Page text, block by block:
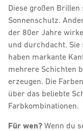
Diese großen
Sonnenschutz.
der 80er Jahre
und durchdacht.
haben markante
mehrere Schichten
erzeugen. Die
über das beliebte
Farbkombinationen.
Für wen? Wenn du